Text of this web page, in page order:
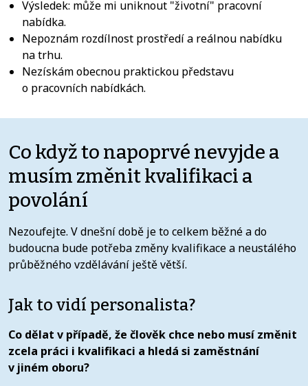
Výsledek: může mi uniknout "životní" pracovní
nabídka.
Nepoznám rozdílnost prostředí a reálnou nabídku
na trhu.
Nezískám obecnou praktickou představu
o pracovních nabídkách.
Co když to napoprvé nevyjde a
musím změnit kvalifikaci a
povolání
Nezoufejte. V dnešní době je to celkem běžné a do
budoucna bude potřeba změny kvalifikace a neustálého
průběžného vzdělávání ještě větší.
Jak to vidí personalista?
Co dělat v případě, že člověk chce nebo musí změnit
zcela práci i kvalifikaci a hledá si zaměstnání
v jiném oboru?